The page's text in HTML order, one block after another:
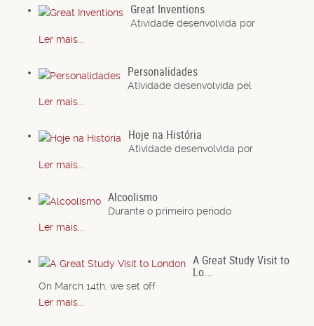
Great Inventions
Atividade desenvolvida por
Ler mais...
Personalidades
Atividade desenvolvida pel
Ler mais...
Hoje na História
Atividade desenvolvida por
Ler mais...
Alcoolismo
Durante o primeiro período
Ler mais...
A Great Study Visit to
Lo...
On March 14th, we set off
Ler mais...